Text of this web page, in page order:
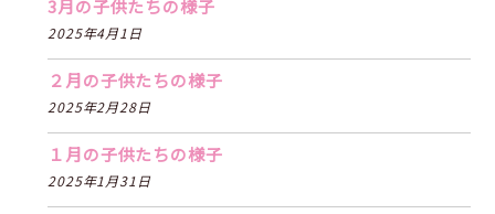
3月の子供たちの様子
2025年4月1日
２月の子供たちの様子
2025年2月28日
１月の子供たちの様子
2025年1月31日